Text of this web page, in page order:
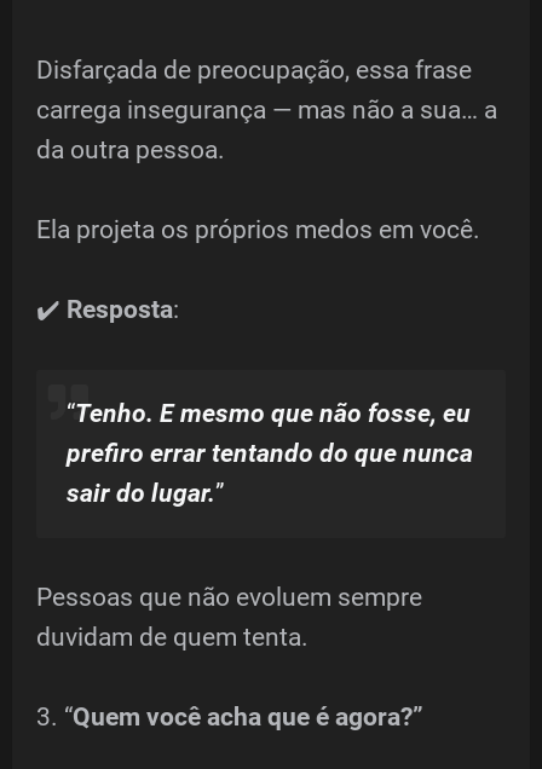
Disfarçada de preocupação, essa frase
carrega insegurança — mas não a sua… a
da outra pessoa.
Ela projeta os próprios medos em você.
✔️ Resposta:
“Tenho. E mesmo que não fosse, eu
prefiro errar tentando do que nunca
sair do lugar.”
Pessoas que não evoluem sempre
duvidam de quem tenta.
3. “Quem você acha que é agora?”